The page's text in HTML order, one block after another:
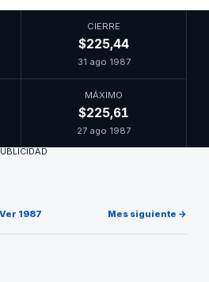
CIERRE
$225,44
31 ago 1987
MÁXIMO
$225,61
27 ago 1987
Ver 1987 Mes siguiente →